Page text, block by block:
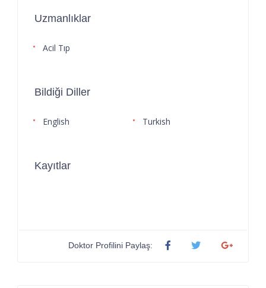
Uzmanlıklar
Acil Tıp
Bildiği Diller
English Turkish
Kayıtlar
Doktor Profilini Paylaş: